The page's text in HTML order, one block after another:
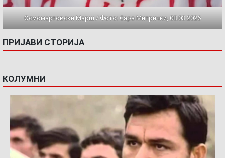
Осмомартовски Марш / Фото: Сара Митрички, 08.03.2026
ПРИЈАВИ СТОРИЈА
КОЛУМНИ